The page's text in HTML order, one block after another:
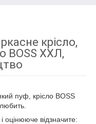
крісло,
BOSS ХХЛ,
пуф, крісло BOSS
оцінююче відзначите: